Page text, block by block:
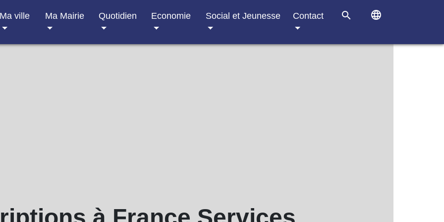
Ma ville Ma Mairie Quotidien Economie Social et Jeunesse Contact search language